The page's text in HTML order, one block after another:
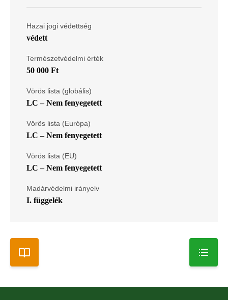
Hazai jogi védettség
védett
Természetvédelmi érték
50 000 Ft
Vörös lista (globális)
LC – Nem fenyegetett
Vörös lista (Európa)
LC – Nem fenyegetett
Vörös lista (EU)
LC – Nem fenyegetett
Madárvédelmi irányelv
I. függelék